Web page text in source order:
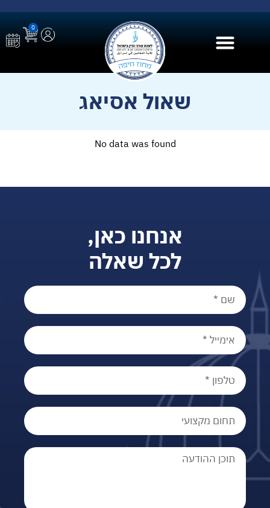
0
שאול אסיאג
No data was found
אנחנו כאן,
לכל שאלה